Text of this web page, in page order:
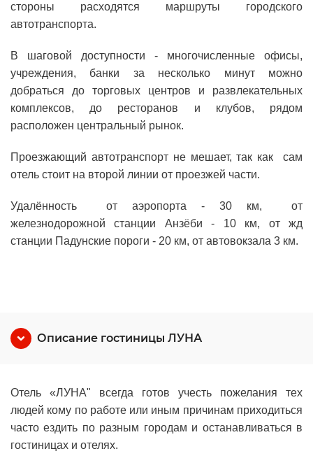
стороны расходятся маршруты городского
автотранспорта.
В шаговой доступности - многочисленные офисы,
учреждения, банки за несколько минут можно
добраться до торговых центров и развлекательных
комплексов, до ресторанов и клубов, рядом
расположен центральный рынок.
Проезжающий автотранспорт не мешает, так как сам
отель стоит на второй линии от проезжей части.
Удалённость от аэропорта - 30 км, от
железнодорожной станции Анзёби - 10 км, от жд
станции Падунские пороги - 20 км, от автовокзала 3 км.
Описание гостиницы ЛУНА
Отель «ЛУНА" всегда готов учесть пожелания тех
людей кому по работе или иным причинам приходиться
часто ездить по разным городам и останавливаться в
гостиницах и отелях.